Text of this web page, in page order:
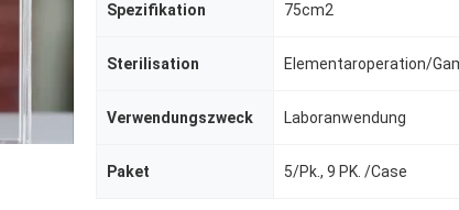
Spezifikation 75cm2
Sterilisation Elementaroperation/
Verwendungszweck Laboranwendung
Paket 5/Pk., 9 PK. /Case